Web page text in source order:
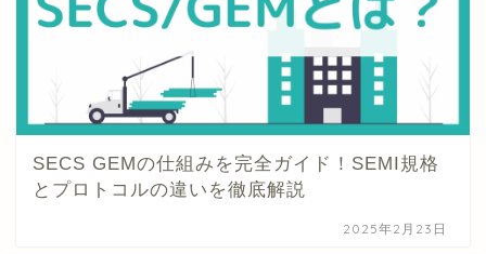
SECS GEMの仕組みを完全ガイド！SEMI規格
とプロトコルの違いを徹底解説
2025年2月23日